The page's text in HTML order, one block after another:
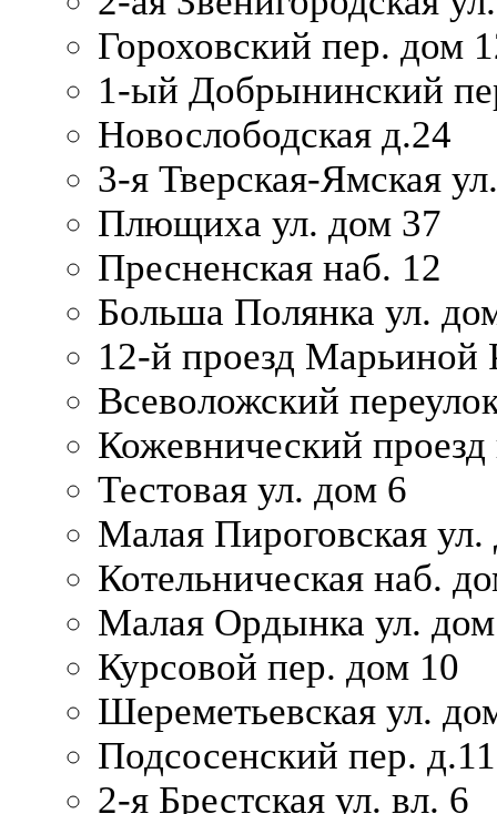
Гороховский пер. дом
1-ый Добрынинский
Новослободская д.24
3-я Тверская-Ямская
Плющиха ул. дом 37
Пресненская наб. 12
Больша Полянка ул.
12-й проезд Марьиной
Всеволожский
Кожевнический проезд
Тестовая ул. дом 6
Малая Пироговская
Котельническая наб.
Малая Ордынка ул.
Курсовой пер. дом 10
Шереметьевская ул.
Подсосенский пер. д.11
2-я Брестская ул. вл. 6